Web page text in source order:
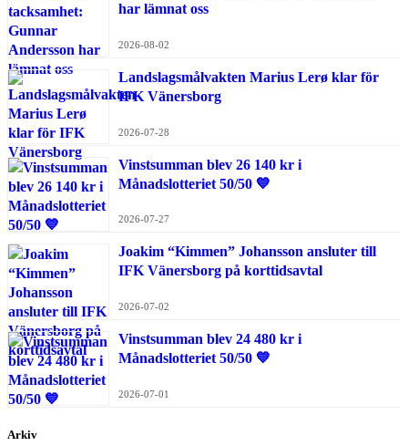
har lämnat oss
2026-08-02
Landslagsmålvakten Marius Lerø klar för
IFK Vänersborg
2026-07-28
Vinstsumman blev 26 140 kr i
Månadslotteriet 50/50 💙
2026-07-27
Joakim “Kimmen” Johansson ansluter till
IFK Vänersborg på korttidsavtal
2026-07-02
Vinstsumman blev 24 480 kr i
Månadslotteriet 50/50 💙
2026-07-01
Arkiv